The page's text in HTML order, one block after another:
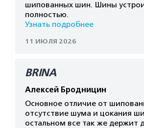
шипованных шин. Шины
полностью.
Узнать подробнее
11 ИЮЛЯ 2026
BRINA
Алексей Бродницин
Основное отличие от
отсутствие шума и цокания
остальном все так же держит